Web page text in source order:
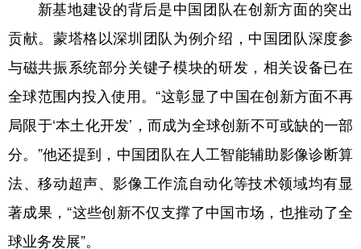
新基地建设的背后是中国团队在创新方面的突出
贡献。蒙塔格以深圳团队为例介绍，中国团队深度参
与磁共振系统部分关键子模块的研发，相关设备已在
全球范围内投入使用。“这彰显了中国在创新方面不再
局限于‘本土化开发’，而成为全球创新不可或缺的一部
分。”他还提到，中国团队在人工智能辅助影像诊断算
法、移动超声、影像工作流自动化等技术领域均有显
著成果，“这些创新不仅支撑了中国市场，也推动了全
球业务发展”。